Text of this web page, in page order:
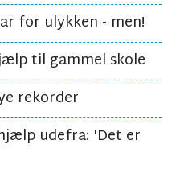
for ulykken - men!
til gammel skole
rekorder
udefra: 'Det er